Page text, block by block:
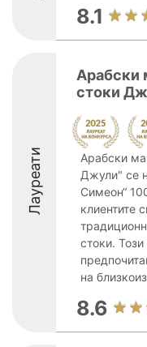
8.1
Лауреати
Арабски
стоки
Арабски
Джули" се
Симеон“
клиентите
стоки.
на
8.6